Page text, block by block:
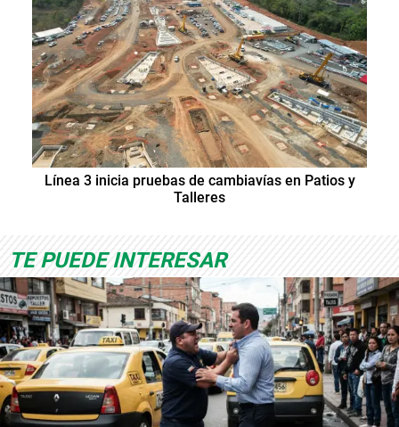
Línea 3 inicia pruebas de cambiavías en Patios y
Talleres
TE PUEDE INTERESAR